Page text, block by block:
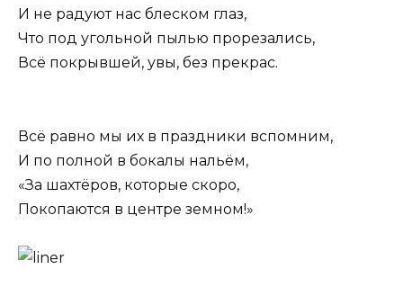
И не радуют нас блеском глаз,
Что под угольной пылью прорезались,
Всё покрывшей, увы, без прекрас.
Всё равно мы их в праздники вспомним,
И по полной в бокалы нальём,
«За шахтёров, которые скоро,
Покопаются в центре земном!»